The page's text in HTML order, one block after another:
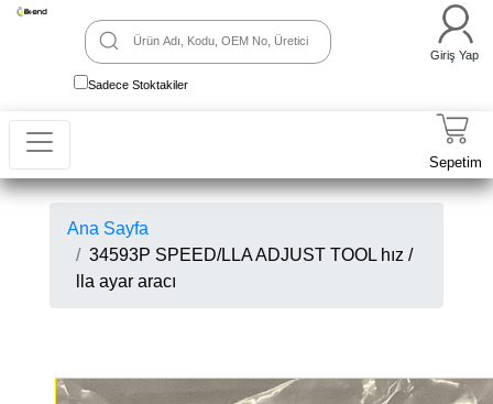
Sadece Stoktakiler
Giriş Yap
Sepetim
Ana Sayfa
34593P SPEED/LLA ADJUST TOOL hız /
lla ayar aracı